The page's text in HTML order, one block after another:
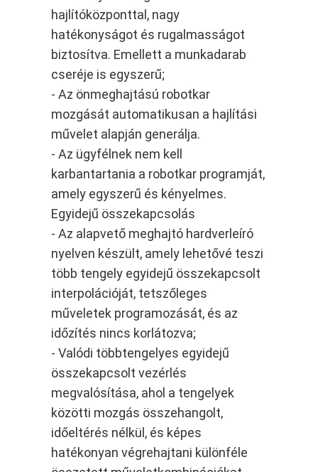
hajlítóközponttal, nagy
hatékonyságot és rugalmasságot
biztosítva. Emellett a munkadarab
cseréje is egyszerű;
- Az önmeghajtású robotkar
mozgását automatikusan a hajlítási
művelet alapján generálja.
- Az ügyfélnek nem kell
karbantartania a robotkar programját,
amely egyszerű és kényelmes.
Egyidejű összekapcsolás
- Az alapvető meghajtó hardverleíró
nyelven készült, amely lehetővé teszi
több tengely egyidejű összekapcsolt
interpolációját, tetszőleges
műveletek programozását, és az
időzítés nincs korlátozva;
- Valódi többtengelyes egyidejű
összekapcsolt vezérlés
megvalósítása, ahol a tengelyek
közötti mozgás összehangolt,
időeltérés nélkül, és képes
hatékonyan végrehajtani különféle